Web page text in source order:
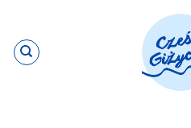
zawartości